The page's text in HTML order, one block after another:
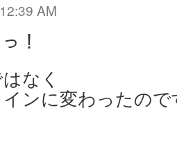
AM
！
なく
インに変わったので